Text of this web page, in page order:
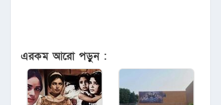
এরকম আরো পড়ুন :